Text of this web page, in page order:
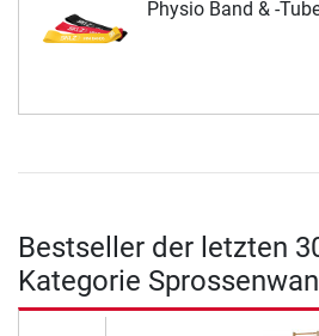
Physio Band & -
Bestseller der letzten
Kategorie